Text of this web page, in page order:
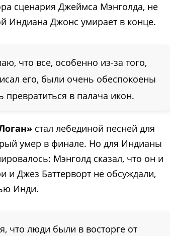
сценария Джеймса Мэнголда, не
Индиана Джонс умирает в конце.
что все, особенно из-за того,
его, были очень обеспокоены
в палача икон.
стал лебединой песней для
умер в финале. Но для Индианы
Мэнголд сказал, что он и
и Джез Баттерворт не обсуждали,
Инди.
что люди были в восторге от